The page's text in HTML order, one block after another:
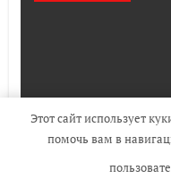
Биография
Этот сайт использует
помочь вам в